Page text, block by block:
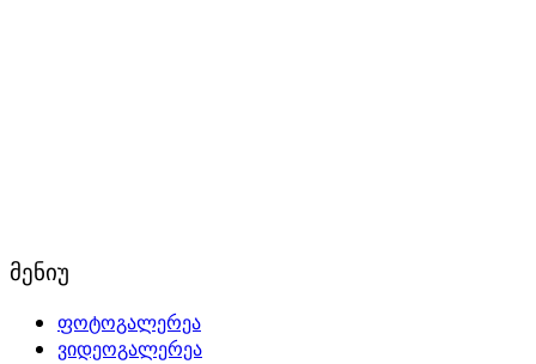
მენიუ
ფოტოგალერეა
ვიდეოგალერეა